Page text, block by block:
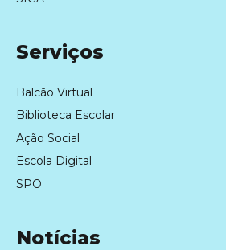
Serviços
Balcão Virtual
Biblioteca Escolar
Ação Social
Escola Digital
SPO
Notícias